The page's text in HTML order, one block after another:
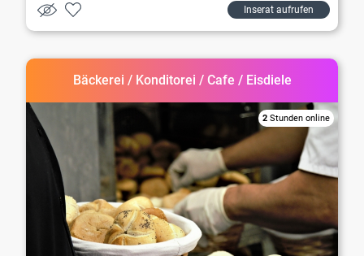
Inserat aufrufen
Bäckerei / Konditorei / Cafe / Eisdiele
2 Stunden online